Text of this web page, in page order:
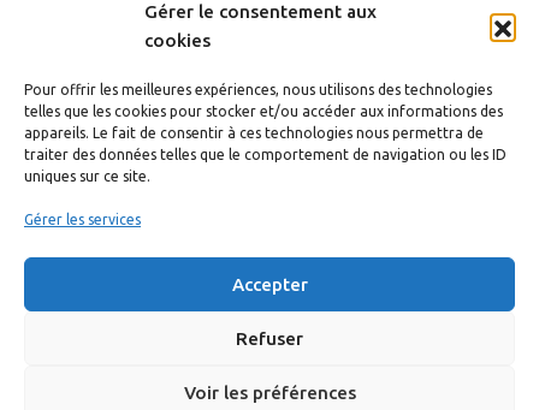
Gérer le consentement aux
cookies
Pour offrir les meilleures expériences, nous utilisons des technologies
telles que les cookies pour stocker et/ou accéder aux informations des
appareils. Le fait de consentir à ces technologies nous permettra de
traiter des données telles que le comportement de navigation ou les ID
uniques sur ce site.
Gérer les services
Accepter
Refuser
Voir les préférences
Informations légales
Politique de cookies